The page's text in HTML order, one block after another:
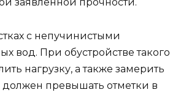
заявленной прочности.
с непучинистыми
вод. При обустройстве такого
нагрузку, а также замерить
превышать отметки в